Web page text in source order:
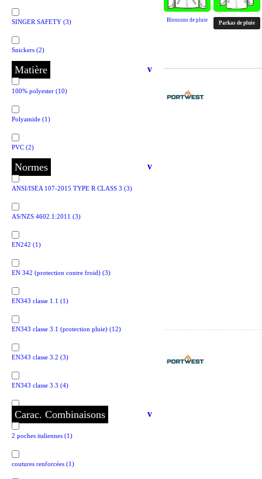
Blousons de pluie Parkas de pluie
SINGER SAFETY (3)
Snickers (2)
Matière v
100% polyester (10)
Polyamide (1)
PVC (2)
Normes v
ANSI/ISEA 107-2015 TYPE R CLASS 3 (3)
AS/NZS 4602.1:2011 (3)
EN242 (1)
EN 342 (protection contre froid) (3)
EN343 classe 1.1 (1)
EN343 classe 3.1 (protection pluie) (12)
EN343 classe 3.2 (3)
EN343 classe 3.3 (4)
EN1149 (antistatique)(2)
EN1149 (antistatique)
EN11611 (protection chaleur et projection)
Carac. Combinaisons v
2 poches italiennes (1)
coutures renforcées (1)